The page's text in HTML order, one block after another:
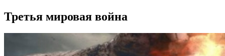
Третья мировая война